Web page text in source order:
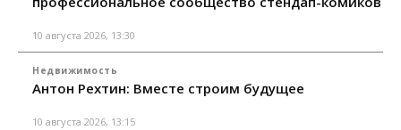
10 августа 2026, 13:30
Недвижимость
Антон Рехтин: Вместе строим будущее
10 августа 2026, 13:15